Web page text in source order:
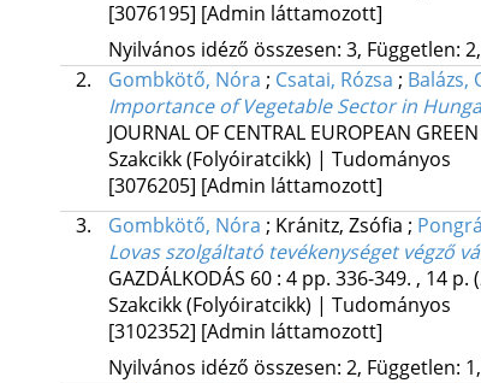
[3076195] [Admin láttamozott]
Nyilvános idéző összesen: 3, Független:
2.
Gombkötő, Nóra ; Csatai, Rózsa ; Balázs,
Importance of Vegetable Sector in
JOURNAL OF CENTRAL EUROPEAN
Szakcikk (Folyóiratcikk) | Tudományos
[3076205] [Admin láttamozott]
3.
Gombkötő, Nóra ; Kránitz, Zsófia ;
Lovas szolgáltató tevékenységet végző
GAZDÁLKODÁS 60: 4 pp. 336-349. , 14 p.
Szakcikk (Folyóiratcikk) | Tudományos
[3102352] [Admin láttamozott]
Nyilvános idéző összesen: 2, Független: